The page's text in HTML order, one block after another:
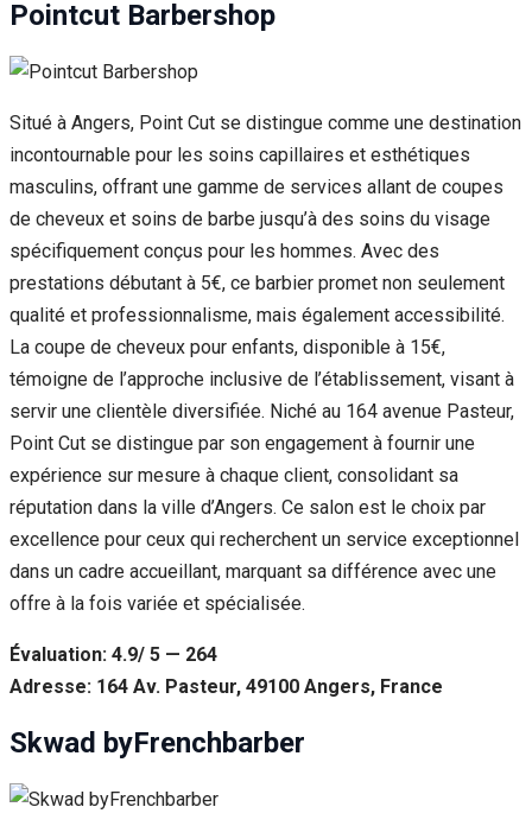
Pointcut Barbershop
Situé à Angers, Point Cut se distingue comme une destination
incontournable pour les soins capillaires et esthétiques
masculins, offrant une gamme de services allant de coupes
de cheveux et soins de barbe jusqu’à des soins du visage
spécifiquement conçus pour les hommes. Avec des
prestations débutant à 5€, ce barbier promet non seulement
qualité et professionnalisme, mais également accessibilité.
La coupe de cheveux pour enfants, disponible à 15€,
témoigne de l’approche inclusive de l’établissement, visant à
servir une clientèle diversifiée. Niché au 164 avenue Pasteur,
Point Cut se distingue par son engagement à fournir une
expérience sur mesure à chaque client, consolidant sa
réputation dans la ville d’Angers. Ce salon est le choix par
excellence pour ceux qui recherchent un service exceptionnel
dans un cadre accueillant, marquant sa différence avec une
offre à la fois variée et spécialisée.
Évaluation: 4.9/ 5 — 264
Adresse: 164 Av. Pasteur, 49100 Angers, France
Skwad byFrenchbarber